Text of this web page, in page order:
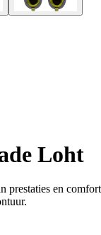
Loht
prestaties en comfort